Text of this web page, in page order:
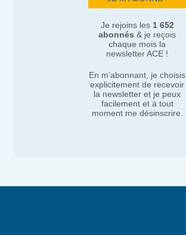
Je rejoins les 1 652
abonnés & je reçois
chaque mois la
newsletter ACE !
En m’abonnant, je choisis
explicitement de recevoir
la newsletter et je peux
facilement et à tout
moment me désinscrire.